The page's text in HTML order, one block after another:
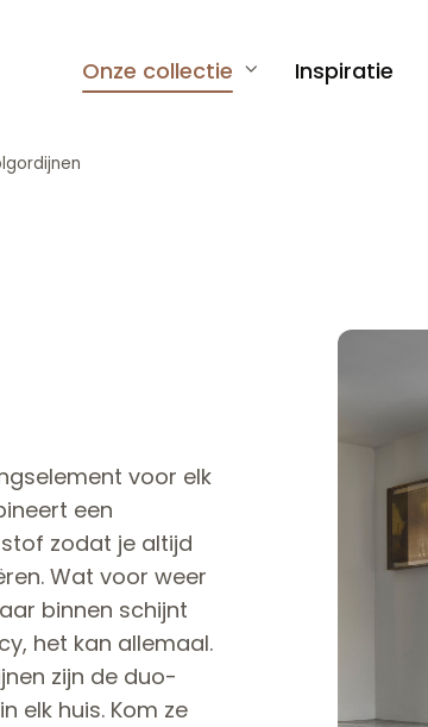
Onze collectie Inspiratie
voor elk
een
zodat je altijd
Wat voor weer
binnen schijnt
het kan allemaal.
zijn de duo-
elk huis. Kom ze